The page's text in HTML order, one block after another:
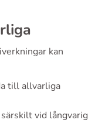
kan
till allvarliga
vid långvarig